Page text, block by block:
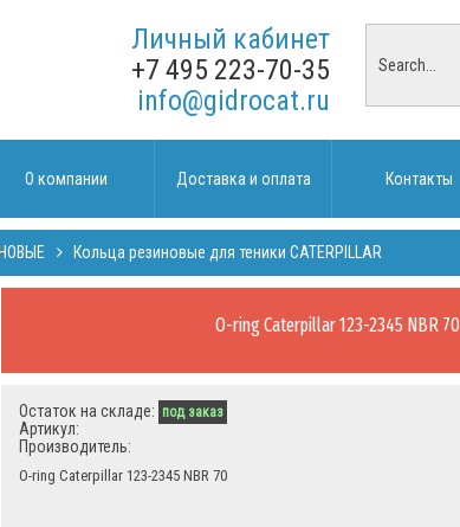
Личный кабинет
+7 495 223-70-35
info@gidrocat.ru
О компании Доставка и оплата Контакты
Кольца резиновые для теники CATERPILLAR
O-ring Caterpillar 123-2345 NBR 70
Остаток на складе: под заказ
Артикул:
Производитель:
O-ring Caterpillar 123-2345 NBR 70